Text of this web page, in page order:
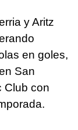
y Aritz
en goles,
San
Club con